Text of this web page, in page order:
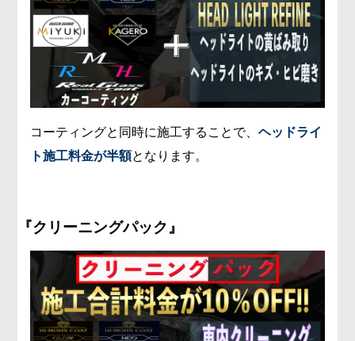
コーティングと同時に施工することで、ヘッドライ
ト施工料金が半額となります。
『クリーニングパック』